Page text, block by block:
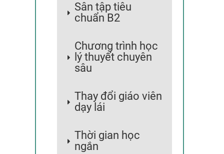
Sân tập tiêu
chuẩn B2
Chương trình học
lý thuyết chuyên
sâu
Thay đổi giáo viên
dạy lái
Thời gian học
ngắn